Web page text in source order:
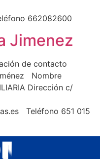
662082600
Jimenez
de contacto
Nombre
Dirección c/
Teléfono 651 015